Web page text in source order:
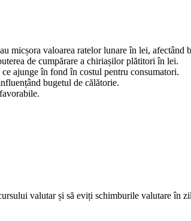
micșora valoarea ratelor lunare în lei, afectând
de cumpărare a chiriașilor plătitori în lei.
ajunge în fond în costul pentru consumatori.
bugetul de călătorie.
valutar și să eviți schimburile valutare în